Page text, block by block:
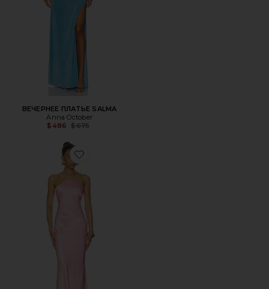
ВЕЧЕРНЕЕ ПЛАТЬЕ SALMA
Anna October
$486
Previous price:
$675
Favorite МАКСИ ПЛАТЬЕ ANGELA